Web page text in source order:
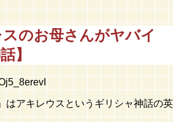
スのお母さんがヤバイ
】
はアキレウスというギリシャ神話の英